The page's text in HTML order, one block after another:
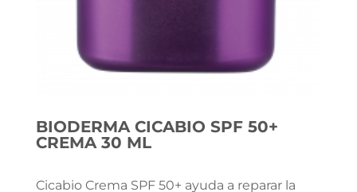
BIODERMA CICABIO SPF 50+
CREMA 30 ML
Cicabio Crema SPF 50+ ayuda a reparar la